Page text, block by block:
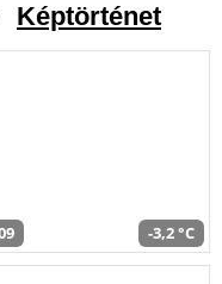
Képtörténet
-3,2 °C